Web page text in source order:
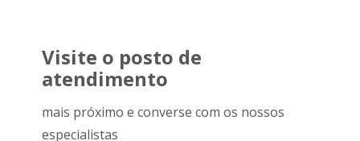
Visite o posto de
atendimento
mais próximo e converse com os nossos
especialistas